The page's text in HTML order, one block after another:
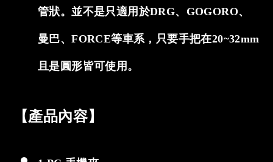
管狀。並不是只適用於DRG、GOGORO、
曼巴、FORCE等車系，只要手把在20~32mm
且是圓形皆可使用。
【產品內容】